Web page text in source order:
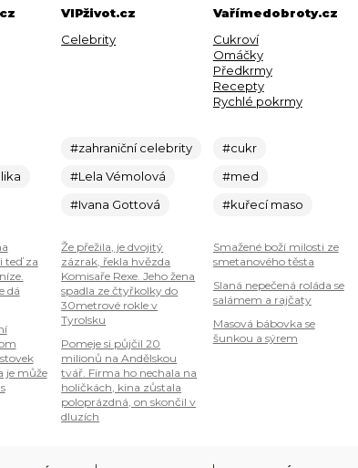
teď za
dá
je může
VIPživot.cz
Celebrity
#zahraniční celebrity
#Lela Vémolová
#Ivana Gottová
Že přežila, je dvojitý
zázrak, řekla hvězda
Komisaře Rexe. Jeho žena
spadla ze čtyřkolky do
30metrové rokle v
Tyrolsku
Pomeje si půjčil 20
milionů na Andělskou
tvář. Firma ho nechala na
holičkách, kina zůstala
poloprázdná, on skončil v
dluzích
Vařímedobroty.cz
Cukroví
Omáčky
Předkrmy
Recepty
Rychlé pokrmy
#cukr
#med
#kuřecí maso
Smažené boží milosti ze
smetanového těsta
Slaná nepečená roláda se
salámem a rajčaty
Masová bábovka se
šunkou a sýrem